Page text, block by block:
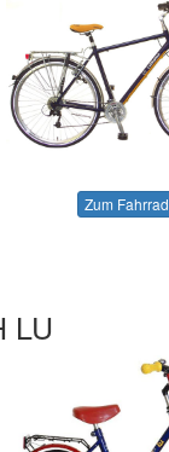
Zum Fahrrad
LU